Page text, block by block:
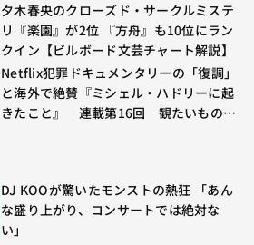
夕木春央のクローズド・サークルミステ
リ『楽園』が2位 『方舟』も10位にラン
クイン【ビルボード文芸チャート解説】
Netflix犯罪ドキュメンタリーの「復調」
と海外で絶賛『ミシェル・ハドリーに起
きたこと』 連載第16回 観たいものが
DJ KOOが驚いたモンストの熱狂 「あん
な盛り上がり、コンサートでは絶対な
い」